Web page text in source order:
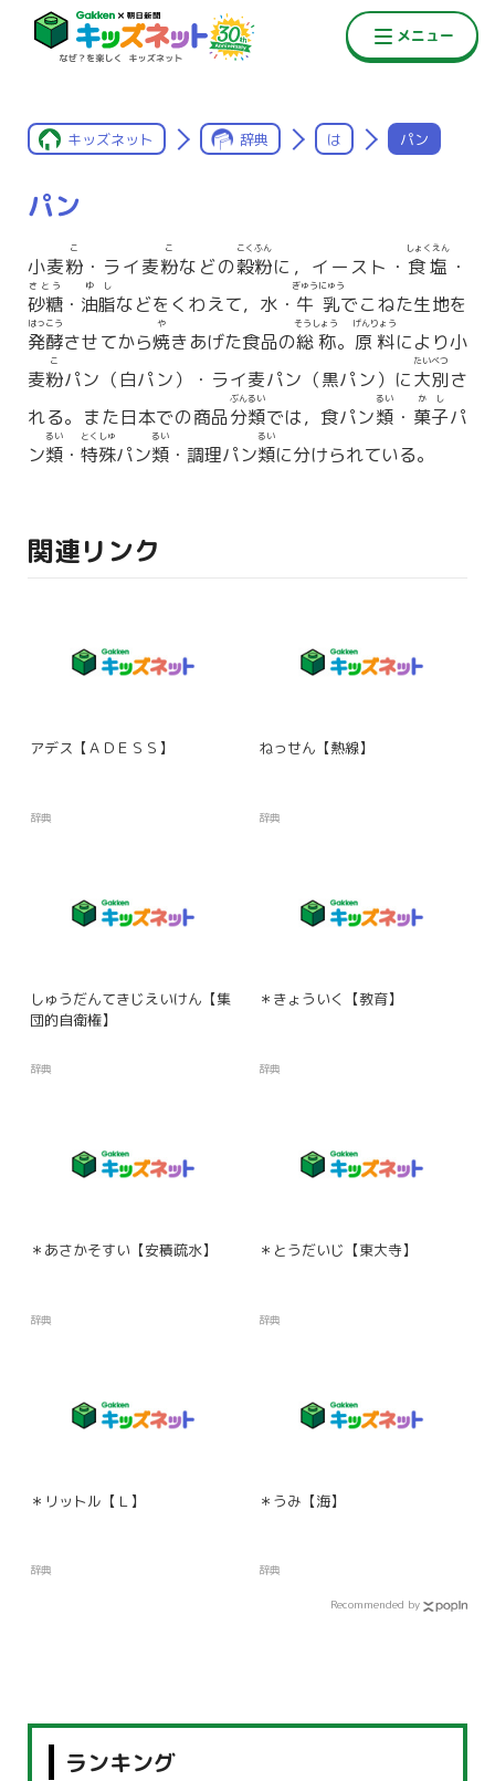
キッズネット 辞典 は パン
パン
小麦粉
こ
・ライ麦粉
こ
などの穀粉
こくふん
に，イースト・ 食塩
しょくえん
・
砂糖
さとう
・ 油脂
ゆし
などをくわえて，水・ 牛乳
ぎゅうにゅう
でこねた生地を
発酵
はっこう
させてから焼
や
きあげた食品の総称
そうしょう
。 原料
げんりょう
により小
麦粉
こ
パン（白パン）・ライ麦パン（黒パン）に大別
たいべつ
さ
れる。また日本での商品分類
ぶんるい
では，食パン類
るい
・ 菓子
かし
パ
ン類
るい
・ 特殊
とくしゅ
パン類
るい
・調理パン類
るい
に分けられている。
関連リンク
アデス【ＡＤＥＳＳ】
辞典
ねっせん【熱線】
辞典
しゅうだんてきじえいけん【集
団的自衛権】
辞典
＊きょういく【教育】
辞典
＊あさかそすい【安積疏水】
辞典
＊とうだいじ【東大寺】
辞典
＊リットル【Ｌ】
辞典
＊うみ【海】
辞典
Recommended by
ランキング